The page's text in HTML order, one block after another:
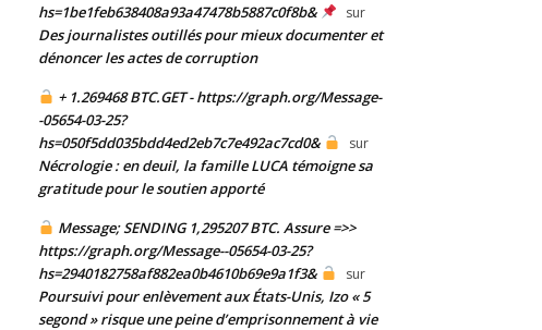
hs=1be1feb638408a93a47478b5887c0f8b&
sur
Des journalistes outillés pour mieux documenter et
dénoncer les actes de corruption
+ 1.269468 BTC.GET - https://graph.org/Message-
-05654-03-25?
hs=050f5dd035bdd4ed2eb7c7e492ac7cd0&
sur
Nécrologie : en deuil, la famille LUCA témoigne sa
gratitude pour le soutien apporté
Message; SENDING 1,295207 BTC. Assure =>>
https://graph.org/Message--05654-03-25?
hs=2940182758af882ea0b4610b69e9a1f3&
sur
Poursuivi pour enlèvement aux États-Unis, Izo « 5
segond » risque une peine d’emprisonnement à vie